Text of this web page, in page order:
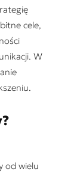
cele,
W
od wielu